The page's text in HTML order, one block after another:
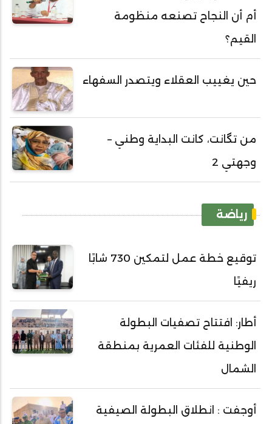
أم أن النجاح تصنعه منظومة
القيم؟
حين يغييب العقلاء ويتصدر السفهاء
من تگانت، كانت البداية وطني –
وجهتي 2
رياضة
توقيع خطة عمل لتمكين 730 شابًا
ريفيًا
أطار: افتتاح تصفيات البطولة
الوطنية للفئات العمرية بمنطقة
الشمال
أوجفت : انطلاق البطولة الصيفية